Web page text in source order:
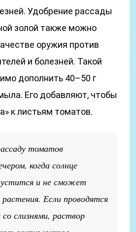
Удобрение рассады
золой также можно
оружия против
и болезней. Такой
дополнить 40–50 г
Его добавляют, чтобы
к листьям томатов.
томатов
когда солнце
и не сможет
Если проводятся
слизнями, раствор